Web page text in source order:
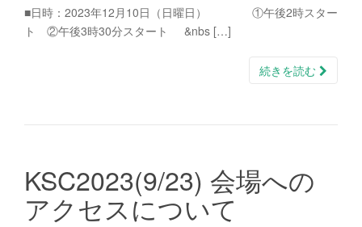
■日時：2023年12月10日（日曜日） ①午後2時スター
ト ②午後3時30分スタート &nbs […]
続きを読む
KSC2023(9/23) 会場への
アクセスについて